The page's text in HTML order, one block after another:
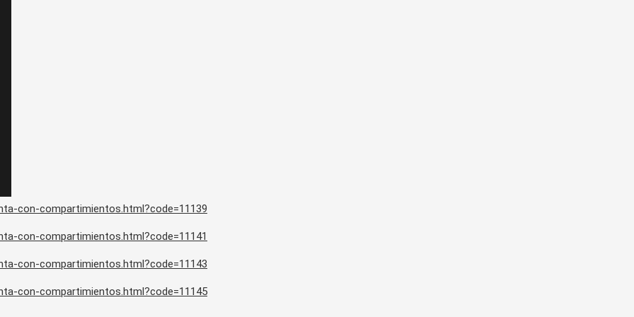
con-compartimientos.html?code=11139
con-compartimientos.html?code=11141
con-compartimientos.html?code=11143
con-compartimientos.html?code=11145